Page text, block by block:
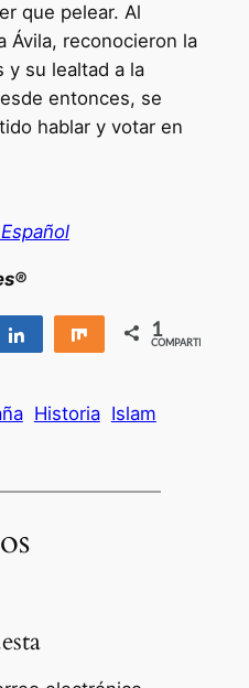
que pelear. Al
Ávila, reconocieron la
y su lealtad a la
entonces, se
hablar y votar en
Compartir Compartir
1
COMPARTIR
Historia Islam